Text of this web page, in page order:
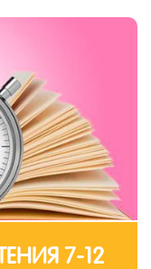
7-12